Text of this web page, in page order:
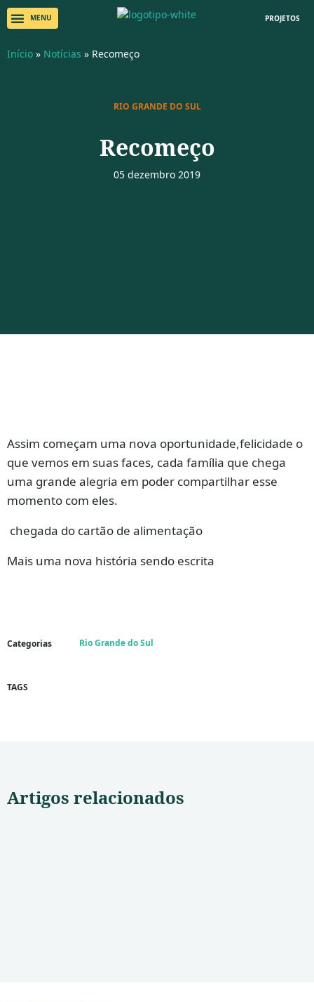
PROJETOS
Início » Notícias » Recomeço
RIO GRANDE DO SUL
Recomeço
05 dezembro 2019
Assim começam uma nova oportunidade,felicidade o
que vemos em suas faces, cada família que chega
uma grande alegria em poder compartilhar esse
momento com eles.
chegada do cartão de alimentação
Mais uma nova história sendo escrita
Categorias Rio Grande do Sul
TAGS
Artigos relacionados